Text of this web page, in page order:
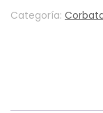
Categoría: